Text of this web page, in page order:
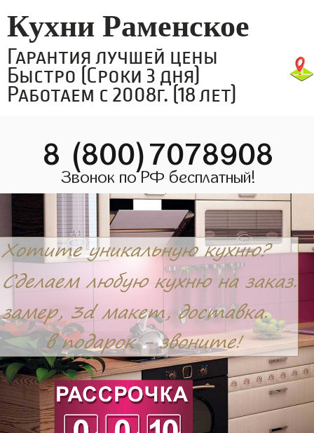
Кухни Раменское
Гарантия лучшей цены
Быстро (Сроки 3 дня)
Работаем с 2008г. (18 лет)
8 (800)7078908
Звонок по РФ бесплатный!